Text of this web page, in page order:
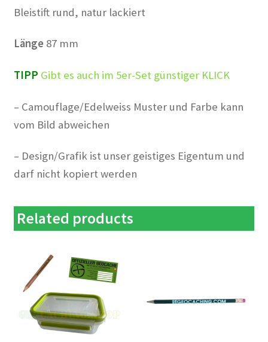
Bleistift rund, natur lackiert
Länge87 mm
TIPP Gibt es auch im 5er-Set günstiger KLICK
– Camouflage/Edelweiss Muster und Farbe kann
vom Bild abweichen
– Design/Grafik ist unser geistiges Eigentum und
darf nicht kopiert werden
Related products